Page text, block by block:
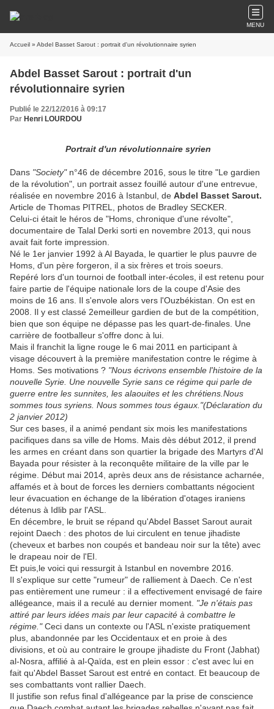
MENU
Accueil » Abdel Basset Sarout : portrait d'un révolutionnaire syrien
Abdel Basset Sarout : portrait d'un
révolutionnaire syrien
Publié le 22/12/2016 à 09:17
Par Henri LOURDOU
Portrait d'un révolutionnaire syrien
Dans "Society" n°46 de décembre 2016, sous le titre "Le gardien
de la révolution", un portrait assez fouillé autour d'une entrevue,
réalisée en novembre 2016 à Istanbul, de Abdel Basset Sarout.
Article de Thomas PITREL, photos de Bradley SECKER.
Celui-ci était le héros de "Homs, chronique d'une révolte",
documentaire de Talal Derki sorti en novembre 2013, qui nous
avait fait forte impression.
Né le 1er janvier 1992 à Al Bayada, le quartier le plus pauvre de
Homs, d'un père forgeron, il a six frères et trois soeurs.
Repéré lors d'un tournoi de football inter-écoles, il est retenu pour
faire partie de l'équipe nationale lors de la coupe d'Asie des
moins de 16 ans. Il s'envole alors vers l'Ouzbékistan. On est en
2008. Il y est classé 2emeilleur gardien de but de la compétition,
bien que son équipe ne dépasse pas les quart-de-finales. Une
carrière de footballeur s'offre donc à lui.
Mais il franchit la ligne rouge le 6 mai 2011 en participant à
visage découvert à la première manifestation contre le régime à
Homs. Ses motivations ? "Nous écrivons ensemble l'histoire de la
nouvelle Syrie. Une nouvelle Syrie sans ce régime qui parle de
guerre entre les sunnites, les alaouites et les chrétiens.Nous
sommes tous syriens. Nous sommes tous égaux."(Déclaration du
2 janvier 2012)
Sur ces bases, il a animé pendant six mois les manifestations
pacifiques dans sa ville de Homs. Mais dès début 2012, il prend
les armes en créant dans son quartier la brigade des Martyrs d'Al
Bayada pour résister à la reconquête militaire de la ville par le
régime. Début mai 2014, après deux ans de résistance acharnée,
affamés et à bout de forces les derniers combattants négocient
leur évacuation en échange de la libération d'otages iraniens
détenus à Idlib par l'ASL.
En décembre, le bruit se répand qu'Abdel Basset Sarout aurait
rejoint Daech : des photos de lui circulent en tenue jihadiste
(cheveux et barbes non coupés et bandeau noir sur la tête) avec
le drapeau noir de l'EI.
Et puis,le voici qui ressurgit à Istanbul en novembre 2016.
Il s'explique sur cette "rumeur" de ralliement à Daech. Ce n'est
pas entièrement une rumeur : il a effectivement envisagé de faire
allégeance, mais il a reculé au dernier moment. "Je n'étais pas
attiré par leurs idées mais par leur capacité à combattre le
régime."Ceci dans un contexte ou l'ASL n'existe pratiquement
plus, abandonnée par les Occidentaux et en proie à des
divisions, et où au contraire le groupe jihadiste du Front (Jabhat)
al-Nosra, affilié à al-Qaïda, est en plein essor : c'est avec lui en
fait qu'Abdel Basset Sarout est entré en contact. Et beaucoup de
ses combattants vont rallier Daech.
Il justifie son refus final d'allégeance par la prise de conscience